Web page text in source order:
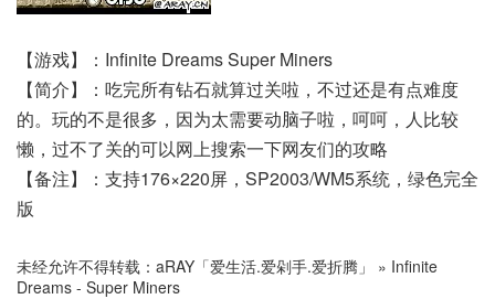
【游戏】：Infinite Dreams Super Miners
【简介】：吃完所有钻石就算过关啦，不过还是有点难度
的。玩的不是很多，因为太需要动脑子啦，呵呵，人比较
懒，过不了关的可以网上搜索一下网友们的攻略
【备注】：支持176×220屏，SP2003/WM5系统，绿色完全
版
未经允许不得转载： aRAY「爱生活.爱剁手.爱折腾」 » Infinite
Dreams - Super Miners